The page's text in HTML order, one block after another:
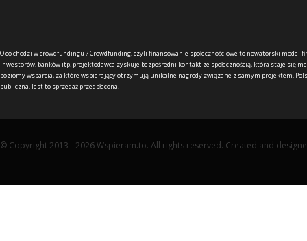
O co chodzi w crowdfundingu ?Crowdfunding, czyli finansowanie społecznościowe to nowatorski model
inwestorów, banków itp. projektodawca zyskuje bezpośredni kontakt ze społecznością, która staje się
poziomy wsparcia, za które wspierający otrzymują unikalne nagrody związane z samym projektem.
publiczna. Jest to sprzedaż przedpłacona.
© Copyright 2013 - 2026 Wspieram.to. All rights reserved. Created and